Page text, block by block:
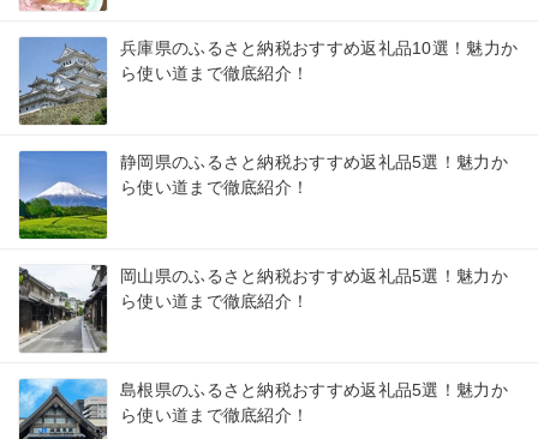
兵庫県のふるさと納税おすすめ返礼品10選！魅力か
ら使い道まで徹底紹介！
静岡県のふるさと納税おすすめ返礼品5選！魅力か
ら使い道まで徹底紹介！
岡山県のふるさと納税おすすめ返礼品5選！魅力か
ら使い道まで徹底紹介！
島根県のふるさと納税おすすめ返礼品5選！魅力か
ら使い道まで徹底紹介！